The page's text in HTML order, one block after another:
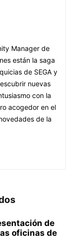
Manager de
están la saga
de SEGA y
nuevas
con la
acogedor en el
de la
de
oficinas de